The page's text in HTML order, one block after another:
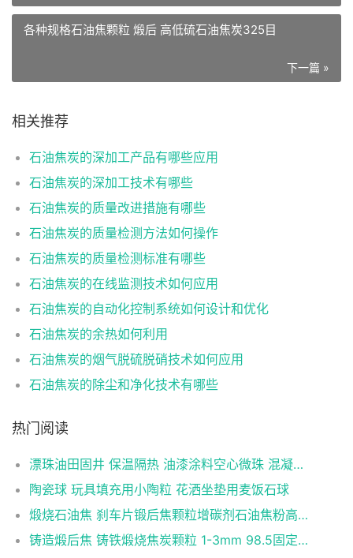
各种规格石油焦颗粒 煅后 高低硫石油焦炭325目
下一篇 »
相关推荐
石油焦炭的深加工产品有哪些应用
石油焦炭的深加工技术有哪些
石油焦炭的质量改进措施有哪些
石油焦炭的质量检测方法如何操作
石油焦炭的质量检测标准有哪些
石油焦炭的在线监测技术如何应用
石油焦炭的自动化控制系统如何设计和优化
石油焦炭的余热如何利用
石油焦炭的烟气脱硫脱硝技术如何应用
石油焦炭的除尘和净化技术有哪些
热门阅读
漂珠油田固井 保温隔热 油漆涂料空心微珠 混凝土粉煤灰40目
陶瓷球 玩具填充用小陶粒 花洒坐垫用麦饭石球
煅烧石油焦 刹车片锻后焦颗粒增碳剂石油焦粉高碳低硫炼钢铸造
铸造煅后焦 铸铁煅烧焦炭颗粒 1-3mm 98.5固定碳